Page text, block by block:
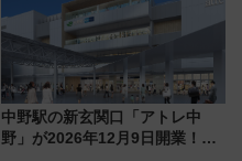
中野駅の新玄関口「アトレ中
野」が2026年12月9日開業！新